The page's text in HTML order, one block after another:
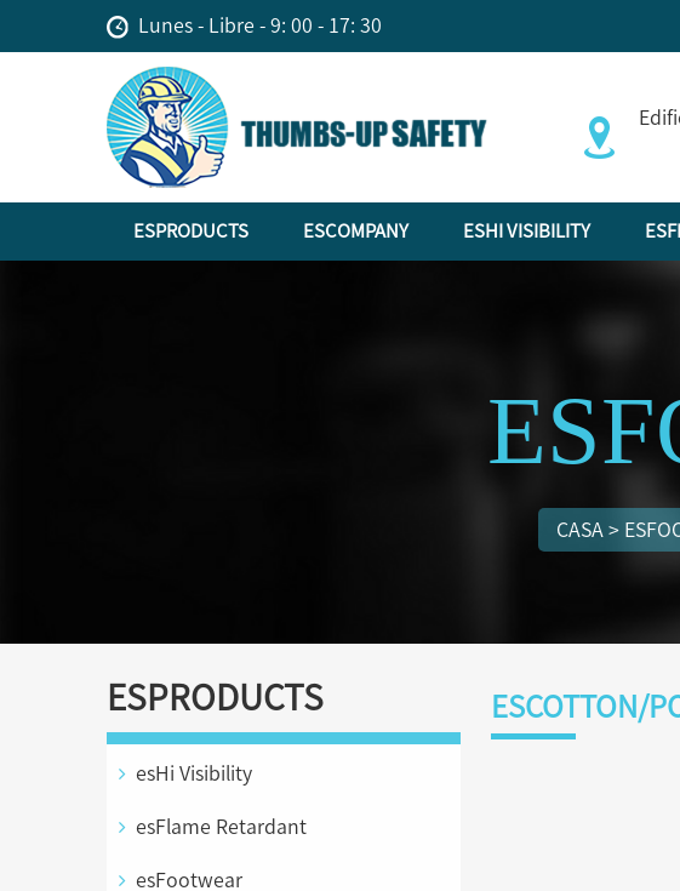
Lunes - Libre - 9: 00 - 17: 30
ESPRODUCTS ESCOMPANY ESHI VISIBILITY
CASA >
ESPRODUCTS
esHi Visibility
esFlame Retardant
esFootwear
ESCOTTON/